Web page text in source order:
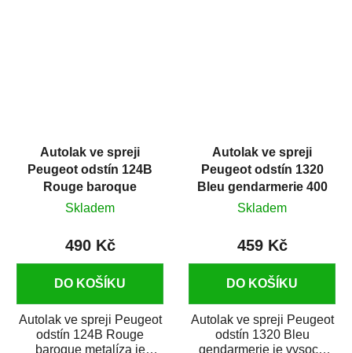
Autolak ve spreji
Peugeot odstín 124B
Rouge baroque
metalíza 375 ml
Skladem
490 Kč
DO KOŠÍKU
Autolak ve spreji Peugeot
odstín 124B Rouge
baroque metalíza je
Autolak ve spreji
Peugeot odstín 1320
Bleu gendarmerie 400
ml
Skladem
459 Kč
DO KOŠÍKU
Autolak ve spreji Peugeot
odstín 1320 Bleu
gendarmerie je vysoce